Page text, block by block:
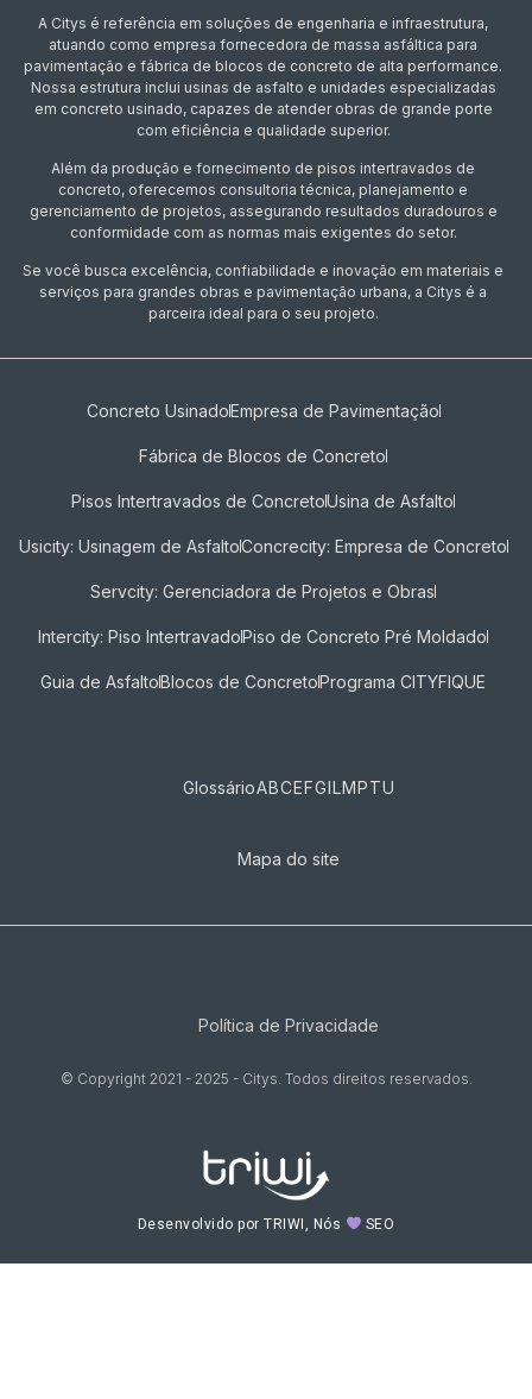
A Citys é referência em soluções de engenharia e infraestrutura,
atuando como empresa fornecedora de massa asfáltica para
pavimentação e fábrica de blocos de concreto de alta performance.
Nossa estrutura inclui usinas de asfalto e unidades especializadas
em concreto usinado, capazes de atender obras de grande porte
com eficiência e qualidade superior.
Além da produção e fornecimento de pisos intertravados de
concreto, oferecemos consultoria técnica, planejamento e
gerenciamento de projetos, assegurando resultados duradouros e
conformidade com as normas mais exigentes do setor.
Se você busca excelência, confiabilidade e inovação em materiais e
serviços para grandes obras e pavimentação urbana, a Citys é a
parceira ideal para o seu projeto.
Concreto UsinadoEmpresa de Pavimentação
Fábrica de Blocos de Concreto
Pisos Intertravados de Concreto​Usina de Asfalto
Usicity: Usinagem de AsfaltoConcrecity: Empresa de Concreto
Servcity: Gerenciadora de Projetos e Obras
Intercity: Piso IntertravadoPiso de Concreto Pré Moldado
Guia de AsfaltoBlocos de ConcretoPrograma CITYFIQUE
GlossárioABCEFGILMPTU
Mapa do site
Política de Privacidade
© Copyright 2021 - 2025 - Citys. Todos direitos reservados.
Desenvolvido por TRIWI, Nós SEO